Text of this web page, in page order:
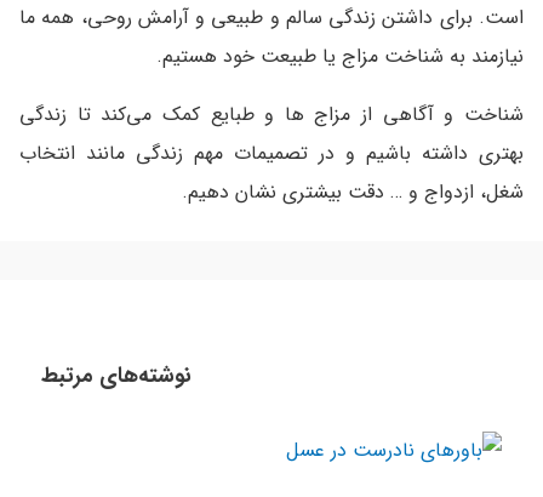
است. برای داشتن زندگی سالم و طبیعی و آرامش روحی، همه ما
نیازمند به شناخت مزاج یا طبیعت خود هستیم.
شناخت و آگاهی از مزاج ها و طبایع کمک می‌کند تا زندگی
بهتری داشته باشیم و در تصمیمات مهم زندگی مانند انتخاب
شغل، ازدواج و … دقت بیشتری نشان دهیم.
نوشته‌های مرتبط